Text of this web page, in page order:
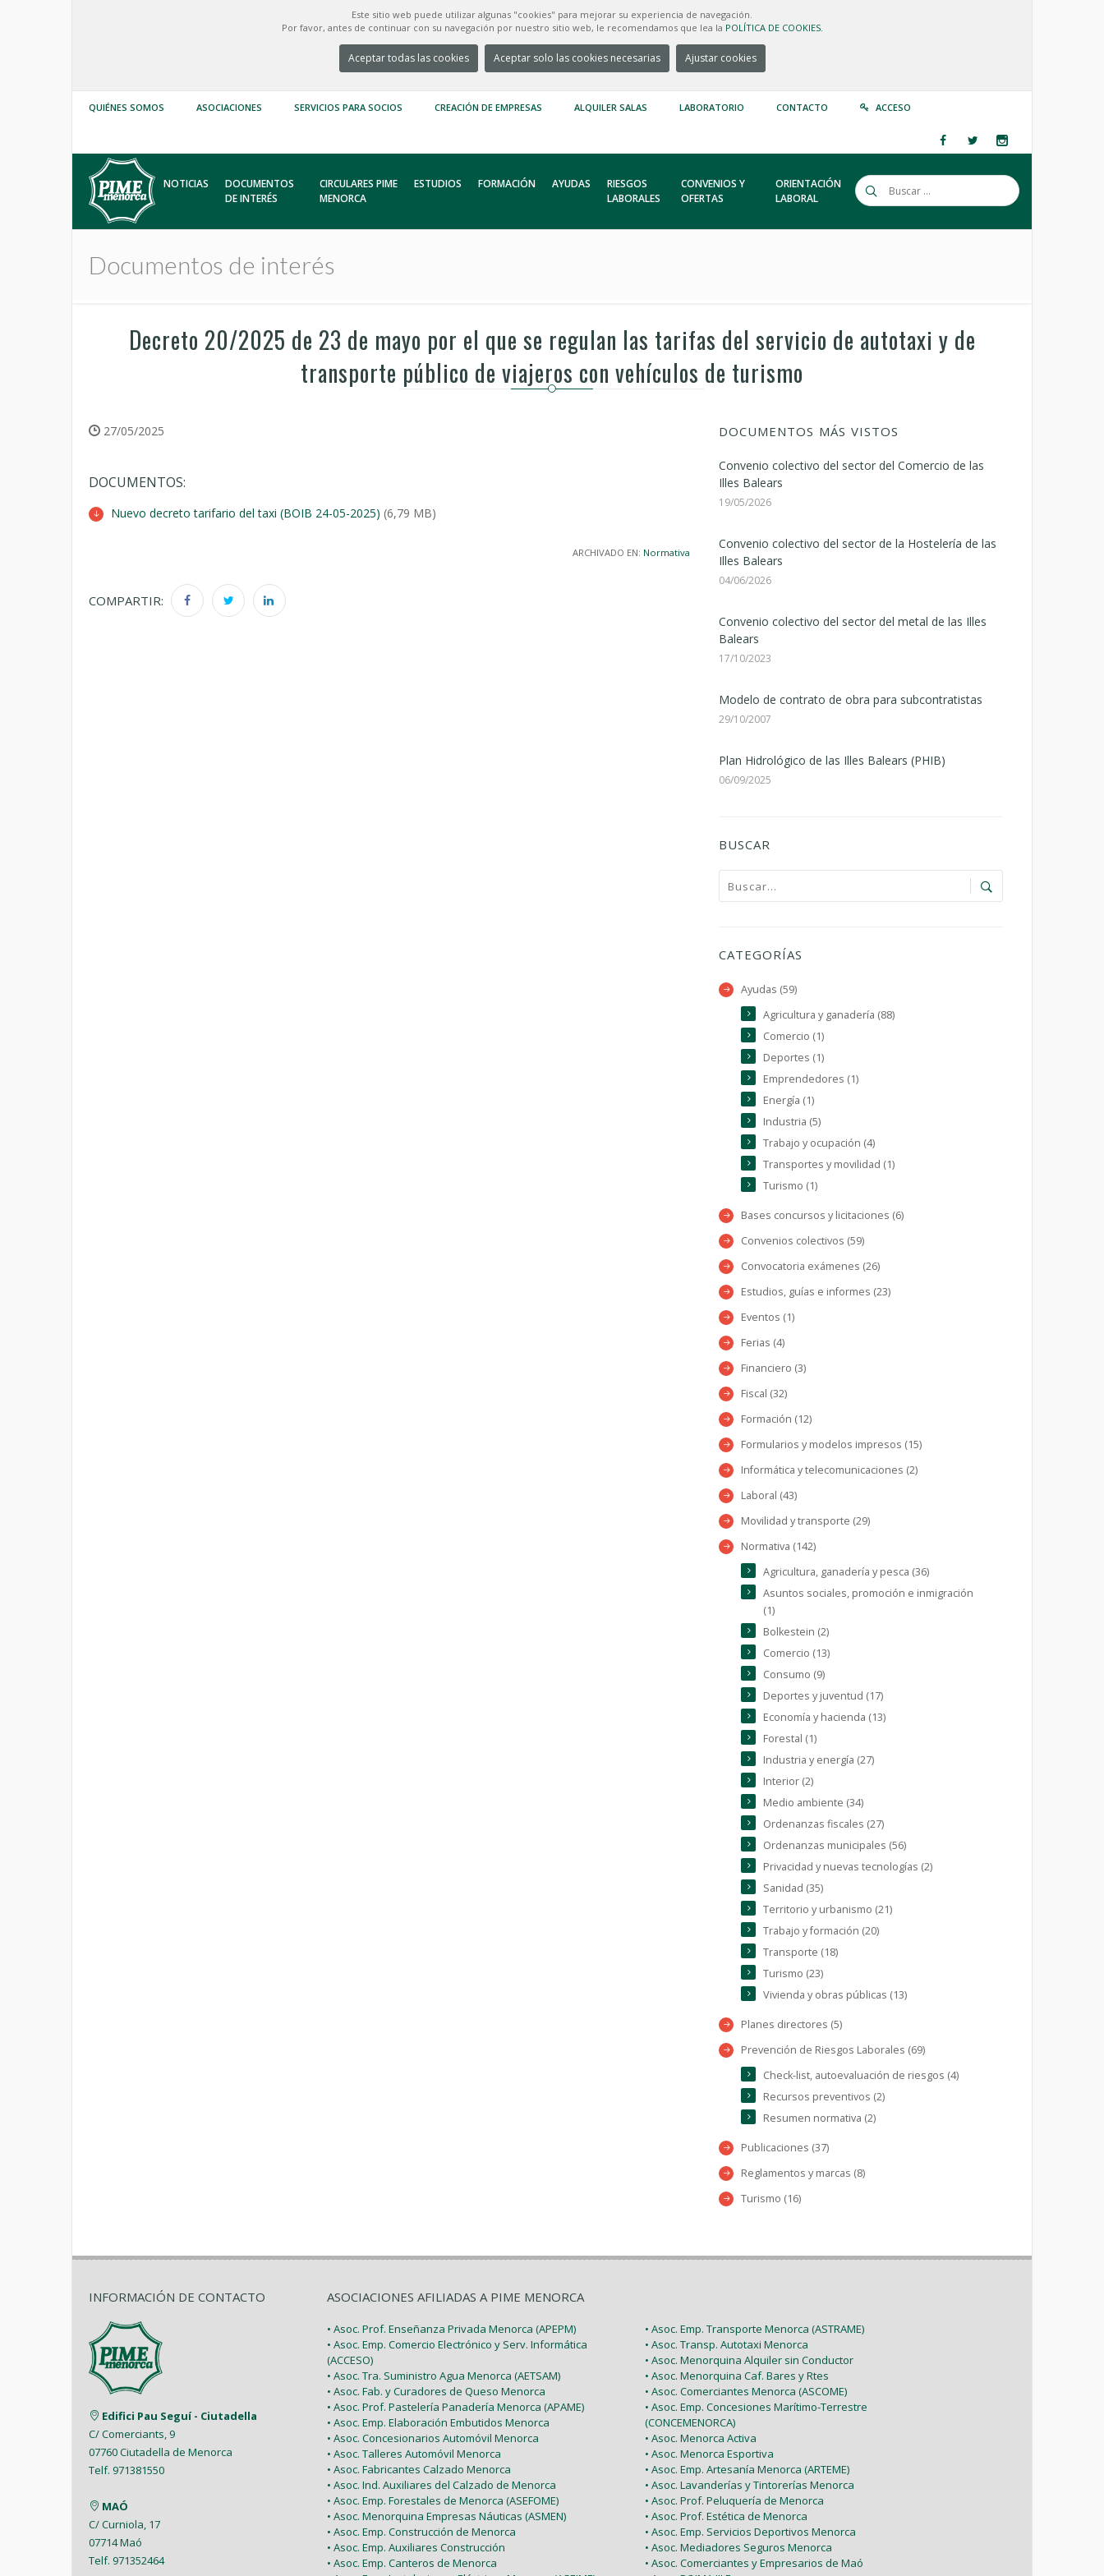
Este sitio web puede utilizar algunas "cookies" para mejorar su experiencia de navegación.
Por favor, antes de continuar con su navegación por nuestro sitio web, le recomendamos que lea la POLÍTICA DE COOKIES.
Aceptar todas las cookies Aceptar solo las cookies necesarias Ajustar cookies
QUIÉNES SOMOS ASOCIACIONES SERVICIOS PARA SOCIOS CREACIÓN DE EMPRESAS ALQUILER SALAS LABORATORIO CONTACTO ACCESO
NOTICIAS
DOCUMENTOS
DE INTERÉS
CIRCULARES PIME
MENORCA
ESTUDIOS FORMACIÓN AYUDAS
RIESGOS
LABORALES
CONVENIOS Y
OFERTAS
ORIENTACIÓN
LABORAL
Documentos de interés
Decreto 20/2025 de 23 de mayo por el que se regulan las tarifas del servicio de autotaxi y de
transporte público de viajeros con vehículos de turismo
27/05/2025
DOCUMENTOS:
Nuevo decreto tarifario del taxi (BOIB 24-05-2025) (6,79 MB)
ARCHIVADO EN: Normativa
COMPARTIR:
DOCUMENTOS MÁS VISTOS
Convenio colectivo del sector del Comercio de las
Illes Balears
19/05/2026
Convenio colectivo del sector de la Hostelería de las
Illes Balears
04/06/2026
Convenio colectivo del sector del metal de las Illes
Balears
17/10/2023
Modelo de contrato de obra para subcontratistas
29/10/2007
Plan Hidrológico de las Illes Balears (PHIB)
06/09/2025
BUSCAR
CATEGORÍAS
Ayudas (59)
Agricultura y ganadería (88)
Comercio (1)
Deportes (1)
Emprendedores (1)
Energía (1)
Industria (5)
Trabajo y ocupación (4)
Transportes y movilidad (1)
Turismo (1)
Bases concursos y licitaciones (6)
Convenios colectivos (59)
Convocatoria exámenes (26)
Estudios, guías e informes (23)
Eventos (1)
Ferias (4)
Financiero (3)
Fiscal (32)
Formación (12)
Formularios y modelos impresos (15)
Informática y telecomunicaciones (2)
Laboral (43)
Movilidad y transporte (29)
Normativa (142)
Agricultura, ganadería y pesca (36)
Asuntos sociales, promoción e inmigración
(1)
Bolkestein (2)
Comercio (13)
Consumo (9)
Deportes y juventud (17)
Economía y hacienda (13)
Forestal (1)
Industria y energía (27)
Interior (2)
Medio ambiente (34)
Ordenanzas fiscales (27)
Ordenanzas municipales (56)
Privacidad y nuevas tecnologías (2)
Sanidad (35)
Territorio y urbanismo (21)
Trabajo y formación (20)
Transporte (18)
Turismo (23)
Vivienda y obras públicas (13)
Planes directores (5)
Prevención de Riesgos Laborales (69)
Check-list, autoevaluación de riesgos (4)
Recursos preventivos (2)
Resumen normativa (2)
Publicaciones (37)
Reglamentos y marcas (8)
Turismo (16)
INFORMACIÓN DE CONTACTO
Edifici Pau Seguí - Ciutadella
C/ Comerciants, 9
07760 Ciutadella de Menorca
Telf. 971381550
MAÓ
C/ Curniola, 17
07714 Maó
Telf. 971352464
ASOCIACIONES AFILIADAS A PIME MENORCA
• Asoc. Prof. Enseñanza Privada Menorca (APEPM)
• Asoc. Emp. Comercio Electrónico y Serv. Informática
(ACCESO)
• Asoc. Tra. Suministro Agua Menorca (AETSAM)
• Asoc. Fab. y Curadores de Queso Menorca
• Asoc. Prof. Pastelería Panadería Menorca (APAME)
• Asoc. Emp. Elaboración Embutidos Menorca
• Asoc. Concesionarios Automóvil Menorca
• Asoc. Talleres Automóvil Menorca
• Asoc. Fabricantes Calzado Menorca
• Asoc. Ind. Auxiliares del Calzado de Menorca
• Asoc. Emp. Forestales de Menorca (ASEFOME)
• Asoc. Menorquina Empresas Náuticas (ASMEN)
• Asoc. Emp. Construcción de Menorca
• Asoc. Emp. Auxiliares Construcción
• Asoc. Emp. Canteros de Menorca
• Asoc. Emp. Transporte Menorca (ASTRAME)
• Asoc. Transp. Autotaxi Menorca
• Asoc. Menorquina Alquiler sin Conductor
• Asoc. Menorquina Caf. Bares y Rtes
• Asoc. Comerciantes Menorca (ASCOME)
• Asoc. Emp. Concesiones Marítimo-Terrestre
(CONCEMENORCA)
• Asoc. Menorca Activa
• Asoc. Menorca Esportiva
• Asoc. Emp. Artesanía Menorca (ARTEME)
• Asoc. Lavanderías y Tintorerías Menorca
• Asoc. Prof. Peluquería de Menorca
• Asoc. Prof. Estética de Menorca
• Asoc. Emp. Servicios Deportivos Menorca
• Asoc. Mediadores Seguros Menorca
• Asoc. Comerciantes y Empresarios de Maó